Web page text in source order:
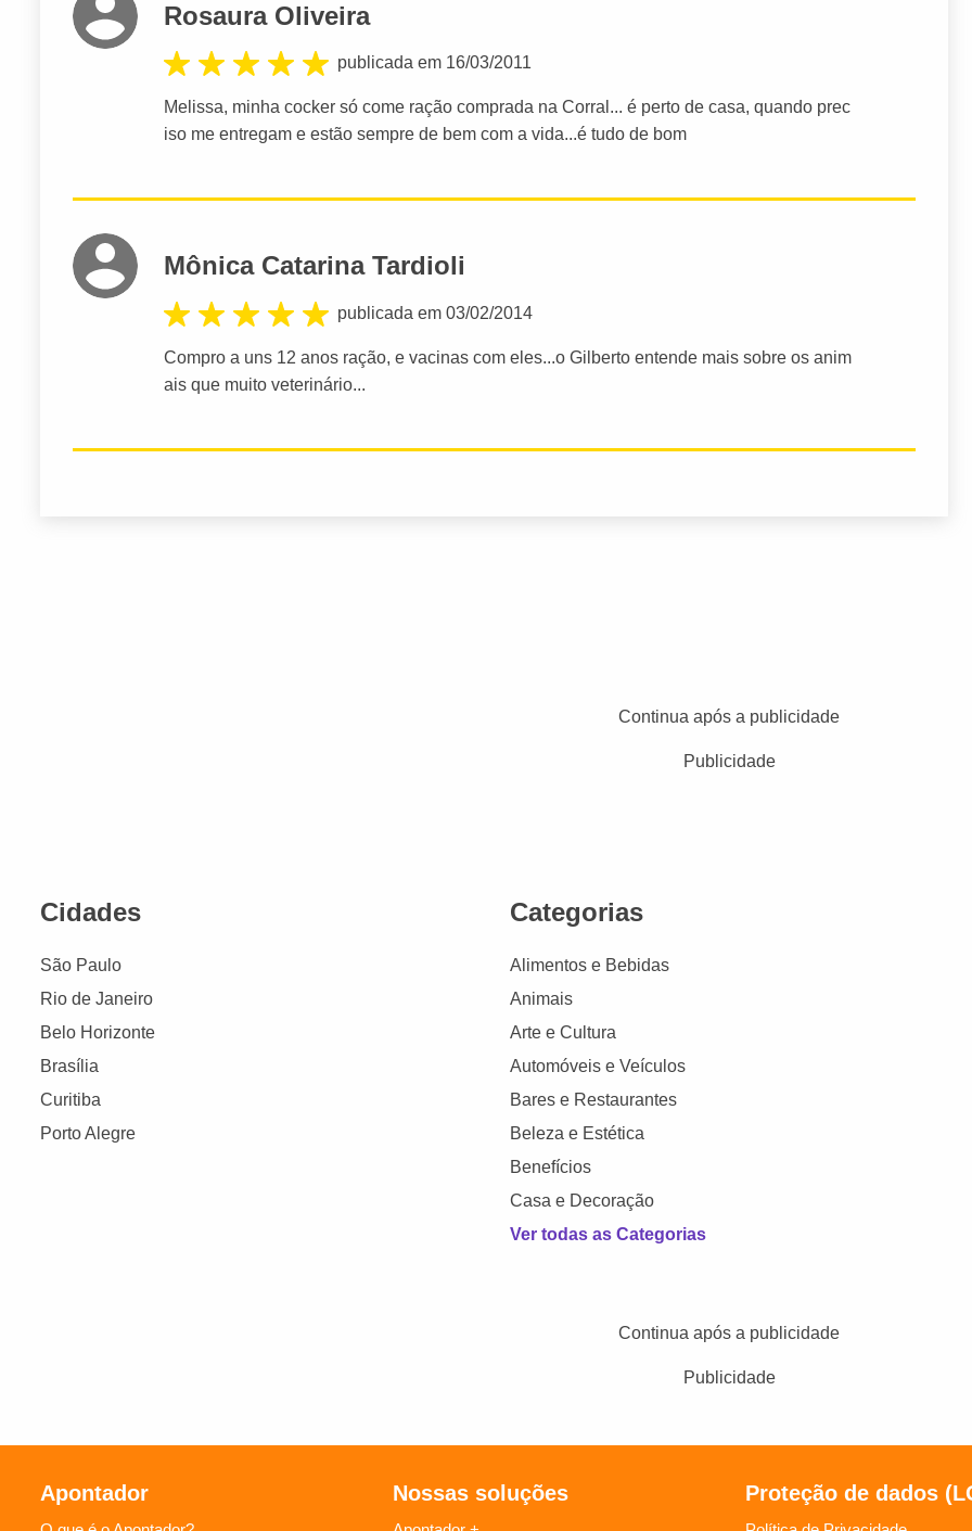
Rosaura Oliveira
publicada em 16/03/2011
Melissa, minha cocker só come ração comprada na Corral... é perto de casa, quando prec
iso me entregam e estão sempre de bem com a vida...é tudo de bom
Mônica Catarina Tardioli
publicada em 03/02/2014
Compro a uns 12 anos ração, e vacinas com eles...o Gilberto entende mais sobre os anim
ais que muito veterinário...
Continua após a publicidade
Publicidade
Cidades
São Paulo
Rio de Janeiro
Belo Horizonte
Brasília
Curitiba
Porto Alegre
Categorias
Alimentos e Bebidas
Animais
Arte e Cultura
Automóveis e Veículos
Bares e Restaurantes
Beleza e Estética
Benefícios
Casa e Decoração
Ver todas as Categorias
Continua após a publicidade
Publicidade
Apontador Nossas soluções Proteção de dados